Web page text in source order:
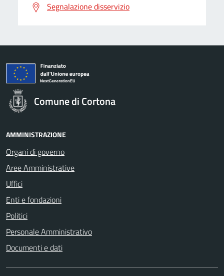
Segnalazione disservizio
Comune di Cortona
AMMINISTRAZIONE
Organi di governo
Aree Amministrative
Uffici
Enti e fondazioni
Politici
Personale Amministrativo
Documenti e dati